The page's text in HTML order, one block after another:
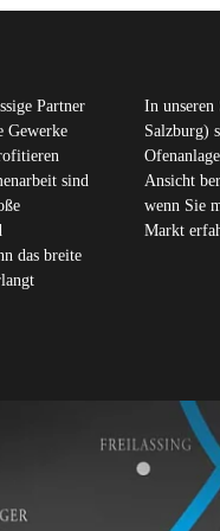
Partner
Gewerke
sind
das breite
In
Salzburg)
Ansicht
wenn Sie
Markt